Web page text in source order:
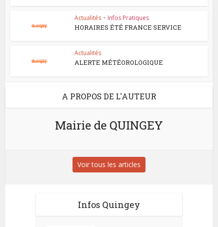
Actualités • Infos Pratiques
HORAIRES ÉTÉ FRANCE SERVICE
Actualités
ALERTE MÉTÉOROLOGIQUE
A PROPOS DE L'AUTEUR
Mairie de QUINGEY
Voir tous les articles
Infos Quingey